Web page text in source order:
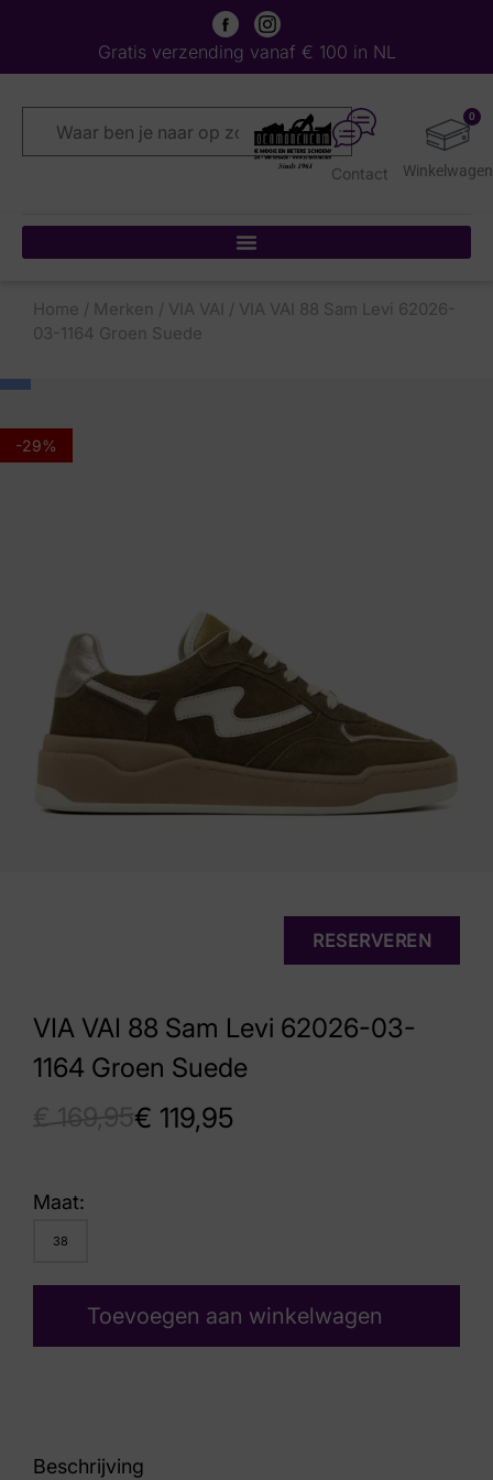
Gratis verzending vanaf € 100 in NL
0
Contact
Home / Merken / VIA VAI / VIA VAI 88 Sam Levi 62026-
03-1164 Groen Suede
-29%
VIA VAI 88 Sam Levi 62026-03-
1164 Groen Suede
€ 119,95
RESERVEREN
Maat:
38
Toevoegen aan winkelwagen
Beschrijving